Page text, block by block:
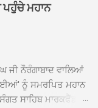
ਪਹੁੰਚੇ ਮਹਾਨ
ਜੀ ਨੌਰੰਗਾਬਾਦ ਵਾਲਿਆਂ
ਨੂੰ ਸਮਰਪਿਤ ਮਹਾਨ
ਸਾਹਿਬ ਮਾਰਕਫੈੱਡ